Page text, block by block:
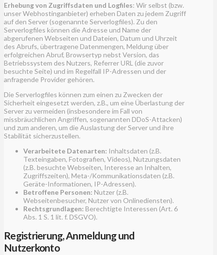
Erhebung von Zugriffsdaten und Logfiles: Wir selbst (bzw.
unser Webhostinganbieter) erheben Daten zu jedem Zugriff
auf den Server (sogenannte Serverlogfiles). Zu den
Serverlogfiles können die Adresse und Name der
abgerufenen Webseiten und Dateien, Datum und Uhrzeit
des Abrufs, übertragene Datenmengen, Meldung über
erfolgreichen Abruf, Browsertyp nebst Version, das
Betriebssystem des Nutzers, Referrer URL (die zuvor
besuchte Seite) und im Regelfall IP-Adressen und der
anfragende Provider gehören.
Die Serverlogfiles können zum einen zu Zwecken der
Sicherheit eingesetzt werden, z.B., um eine Überlastung der
Server zu vermeiden (insbesondere im Fall von
missbräuchlichen Angriffen, sogenannten DDoS-Attacken)
und zum anderen, um die Auslastung der Server und ihre
Stabilität sicherzustellen.
Verarbeitete Datenarten: Inhaltsdaten (z.B.
Texteingaben, Fotografien, Videos), Nutzungsdaten
(z.B. besuchte Webseiten, Interesse an Inhalten,
Zugriffszeiten), Meta-/Kommunikationsdaten (z.B.
Geräte-Informationen, IP-Adressen).
Betroffene Personen: Nutzer (z.B.
Webseitenbesucher, Nutzer von Onlinediensten).
Rechtsgrundlagen: Berechtigte Interessen (Art. 6
Abs. 1 S. 1 lit. f. DSGVO).
Registrierung, Anmeldung und
Nutzerkonto